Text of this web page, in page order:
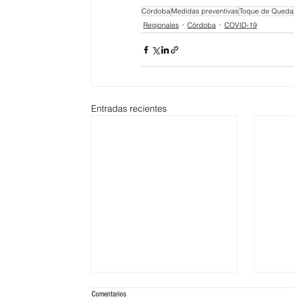
CórdobaMedidas preventivasToque de Queda
Regionales
Córdoba COVID-19
Entradas recientes
Comentarios